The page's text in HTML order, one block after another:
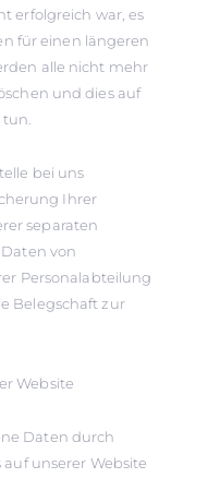
erfolgreich war, es
für einen längeren
alle nicht mehr
und dies auf
bei uns
Ihrer
separaten
von
Personalabteilung
Belegschaft zur
Website
Daten durch
unserer Website